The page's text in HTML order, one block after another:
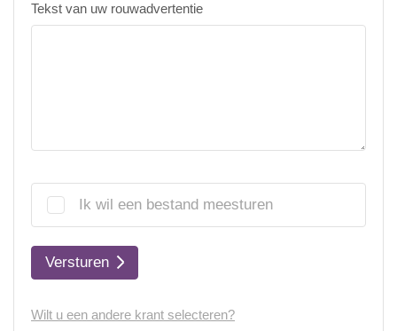
Tekst van uw rouwadvertentie
Ik wil een bestand meesturen
Versturen
Wilt u een andere krant selecteren?